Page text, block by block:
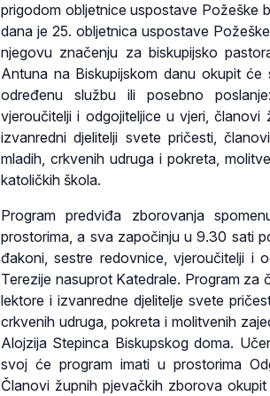
prigodom obljetnice uspostave Požeške
dana je 25. obljetnica uspostave
njegovu značenju za biskupijsko
Antuna na Biskupijskom danu okupit
određenu službu ili posebno
vjeroučitelji i odgojiteljice u vjeri, članovi
izvanredni djelitelji svete pričesti,
mladih, crkvenih udruga i pokreta,
katoličkih škola.
Program predviđa zborovanja
prostorima, a sva započinju u 9.30 sati
đakoni, sestre redovnice, vjeroučitelji i
Terezije nasuprot Katedrale. Program za
lektore i izvanredne djelitelje svete
crkvenih udruga, pokreta i molitvenih
Alojzija Stepinca Biskupskog doma.
svoj će program imati u prostorima
Članovi župnih pjevačkih zborova